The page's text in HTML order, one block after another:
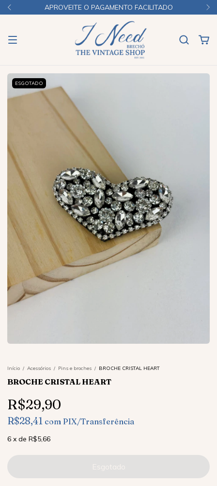
APROVEITE O PAGAMENTO FACILITADO
ESGOTADO
Início / Acessórios / Pins e broches / BROCHE CRISTAL HEART
BROCHE CRISTAL HEART
R$29,90
R$28,41 com PIX/Transferência
6 x de R$5,66